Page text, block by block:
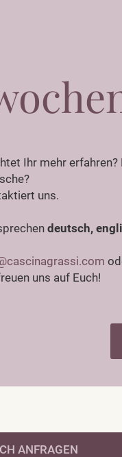
Ihr mehr
uns.
deutsch,
uns auf Euch!
ANFRAGEN